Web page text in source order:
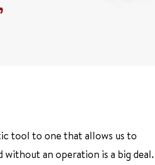
tool to one that allows us to
an operation is a big deal.